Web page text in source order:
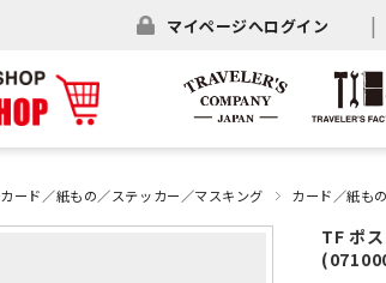
マイページへログイン
カード／紙もの／ステッカー／マスキング カード／紙もの
TF ポ